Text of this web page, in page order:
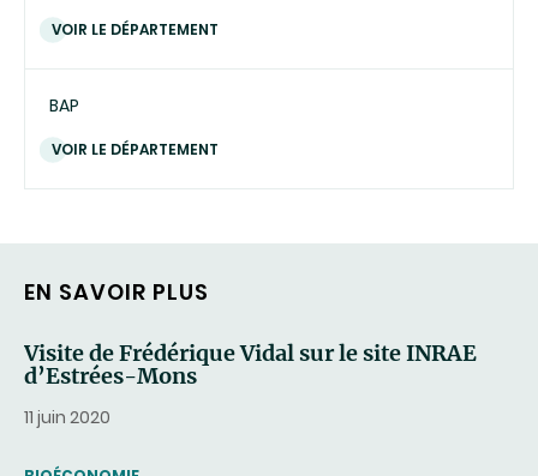
VOIR LE DÉPARTEMENT
BAP
VOIR LE DÉPARTEMENT
EN SAVOIR PLUS
Visite de Frédérique Vidal sur le site INRAE
d’Estrées-Mons
11 juin 2020